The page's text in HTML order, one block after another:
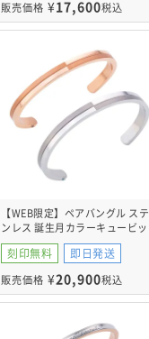
販売価格 ¥17,600税込
【WEB限定】ペアバングル ステ
ンレス 誕生月カラーキュービッ
ク 4SBG201GO&4SBG202SV
刻印無料 即日発送
販売価格 ¥20,900税込